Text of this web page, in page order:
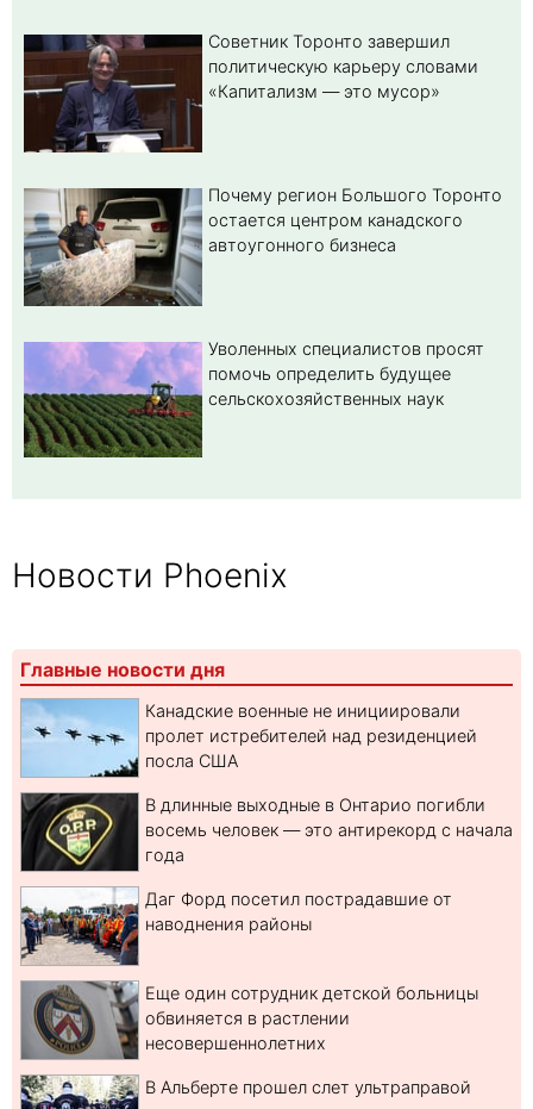
Советник Торонто завершил
политическую карьеру словами
«Капитализм — это мусор»
Почему регион Большого Торонто
остается центром канадского
автоугонного бизнеса
Уволенных специалистов просят
помочь определить будущее
сельскохозяйственных наук
Новости Phoenix
Главные новости дня
Канадские военные не инициировали
пролет истребителей над резиденцией
посла США
В длинные выходные в Онтарио погибли
восемь человек — это антирекорд с начала
года
Даг Форд посетил пострадавшие от
наводнения районы
Еще один сотрудник детской больницы
обвиняется в растлении
несовершеннолетних
В Альберте прошел слет ультраправой